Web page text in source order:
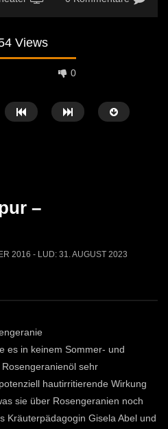
Views
0
–
2016 - LUD: 31. AUGUST 2023
es in keinem Sommer- und
sehr
hautirritierende Wirkung
sie über Rosengeranien noch
Kräuterpädagogin Gisela Abel und